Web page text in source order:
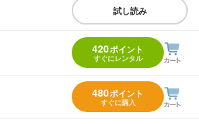
試し読み
420ポイント
すぐにレンタル
480ポイント
すぐに購入